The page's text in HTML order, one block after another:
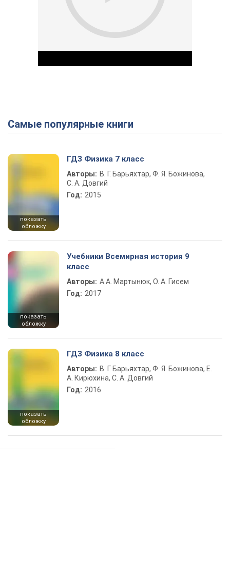
Play Video
Самые популярные книги
показать
обложку
ГДЗ Физика 7 класс
Авторы: В. Г. Барьяхтар, Ф. Я. Божинова,
С. А. Довгий
Год: 2015
показать
обложку
Учебники Всемирная история 9
класс
Авторы: А.А. Мартынюк, О. А. Гисем
Год: 2017
показать
обложку
ГДЗ Физика 8 класс
Авторы: В. Г. Барьяхтар, Ф. Я. Божинова, Е.
А. Кирюхина, С. А. Довгий
Год: 2016